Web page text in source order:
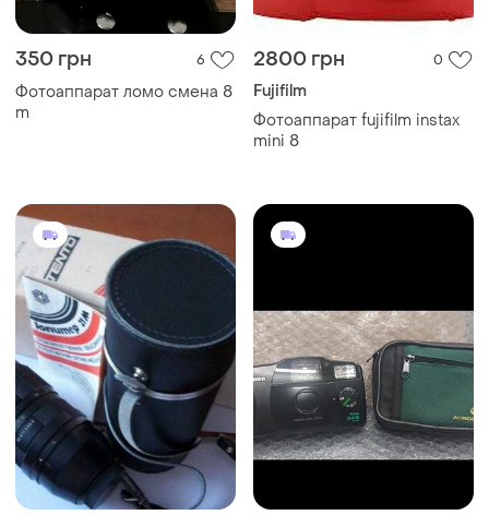
350 грн 6
Фотоаппарат ломо смена 8
m
2800 грн 0
Fujifilm
Фотоаппарат fujifilm instax
mini 8